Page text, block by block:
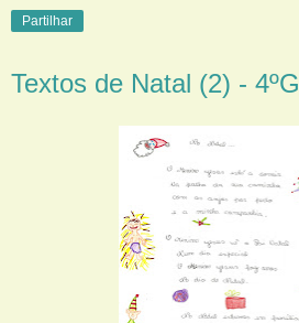
Partilhar
Textos de Natal (2) - 4ºG